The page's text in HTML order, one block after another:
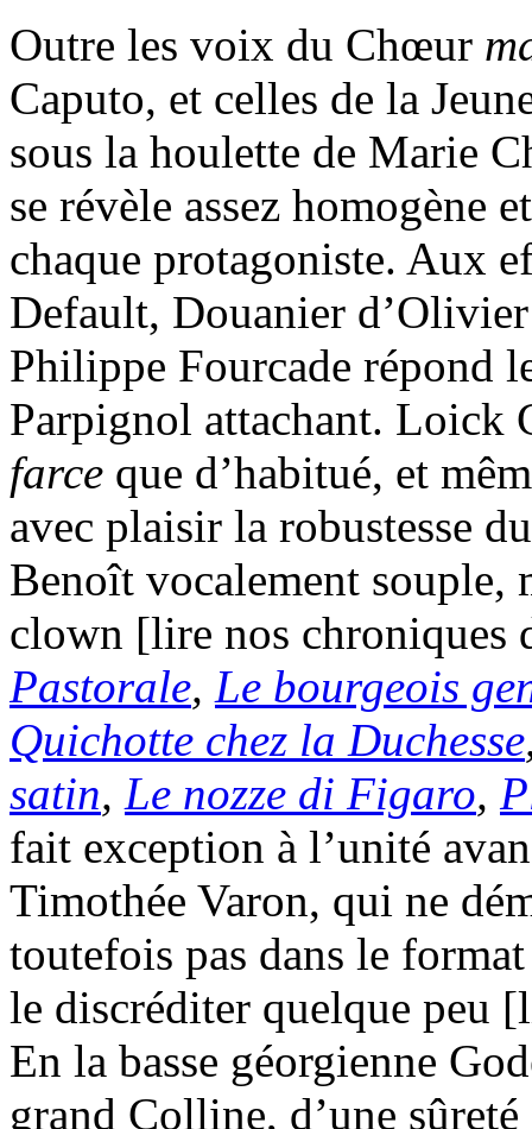
Outre les voix du Chœur
Caputo, et celles de la
sous la houlette de Marie
se révèle assez homogène
chaque protagoniste. Aux
Default, Douanier
Philippe Fourcade répond
Parpignol attachant. Loick
farce que d’habitué, et
avec plaisir la robustesse
Benoît vocalement souple,
clown [lire nos chroniques
Pastorale, Le bourgeois
Quichotte chez la Duchesse
satin, Le nozze di Figaro,
fait exception à l’unité
Timothée Varon, qui ne
toutefois pas dans le
le discréditer quelque peu
En la basse géorgienne
grand Colline, d’une